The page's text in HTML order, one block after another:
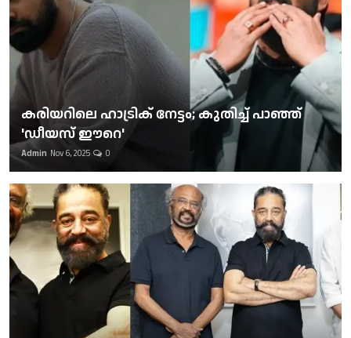
കരിയറിലെ ഹാട്രിക് നേട്ടം; കുതിച്ച് പാഞ്ഞ്
'ഡീയസ് ഈറെ'
Admin Nov 6, 2025 0